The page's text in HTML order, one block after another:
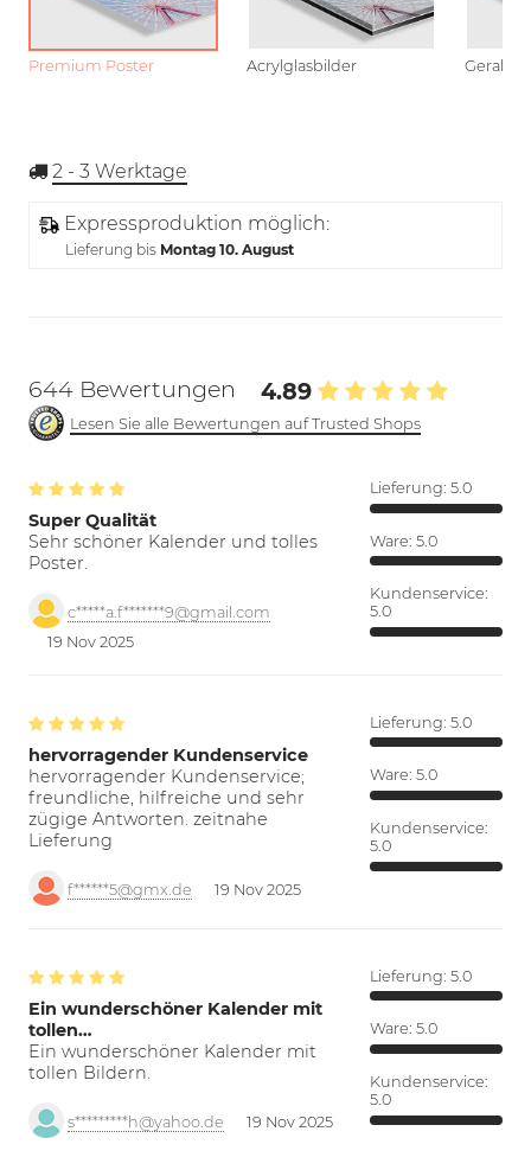
Premium Poster Acrylglasbilder
2 - 3 Werktage
Expressproduktion möglich:
Lieferung bis Montag 10. August
644 Bewertungen 4.89
Lesen Sie alle Bewertungen auf Trusted Shops
Super Qualität
Sehr schöner Kalender und tolles
Poster.
c*****a.f*******9@gmail.com
19 Nov 2025
Lieferung: 5.0
Ware: 5.0
Kundenservice:
5.0
hervorragender Kundenservice
hervorragender Kundenservice;
freundliche, hilfreiche und sehr
zügige Antworten. zeitnahe
Lieferung
f******5@gmx.de 19 Nov 2025
Lieferung: 5.0
Ware: 5.0
Kundenservice:
5.0
Ein wunderschöner Kalender mit
tollen…
Ein wunderschöner Kalender mit
tollen Bildern.
s*********h@yahoo.de 19 Nov 2025
Lieferung: 5.0
Ware: 5.0
Kundenservice:
5.0